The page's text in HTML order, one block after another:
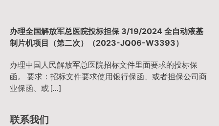
办理全国解放军总医院投标担保 3/19/2024 全自动液基
制片机项目（第二次）（2023-JQ06-W3393）
办理中国人民解放军总医院招标文件里面要求的投标保
函。 要求：招标文件要求使用银行保函、或者担保公司商
业保函、或 […]
联系我们